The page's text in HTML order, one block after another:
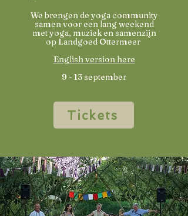
We brengen de yoga community
samen voor een lang weekend
met yoga, muziek en samenzijn
op Landgoed Ottermeer
English version here
9 - 13 september
Tickets